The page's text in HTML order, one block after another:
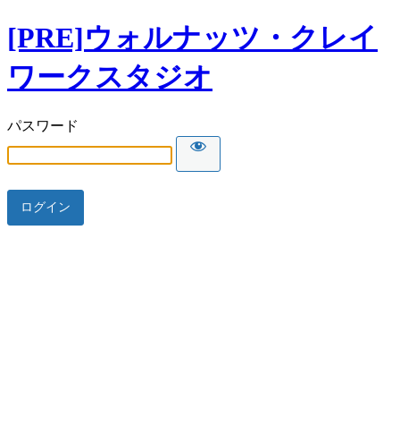
[PRE]ウォルナッツ・クレイ
ワークスタジオ
パスワード